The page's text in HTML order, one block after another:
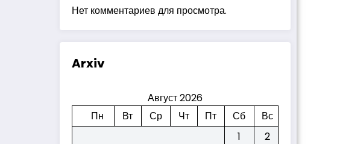
Нет комментариев для просмотра.
Arxiv
Август 2026
Пн
Вт Ср Чт Пт Сб
Вс
1
2